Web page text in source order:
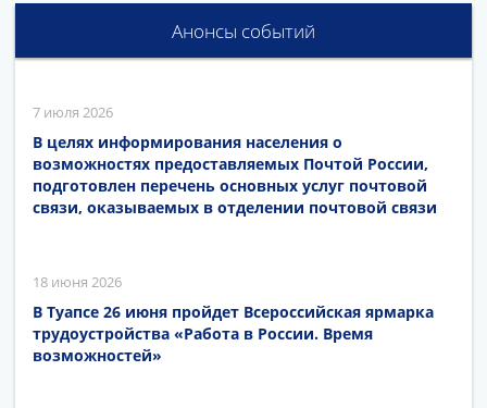
Анонсы событий
7 июля 2026
В целях информирования населения о
возможностях предоставляемых Почтой России,
подготовлен перечень основных услуг почтовой
связи, оказываемых в отделении почтовой связи
18 июня 2026
В Туапсе 26 июня пройдет Всероссийская ярмарка
трудоустройства «Работа в России. Время
возможностей»